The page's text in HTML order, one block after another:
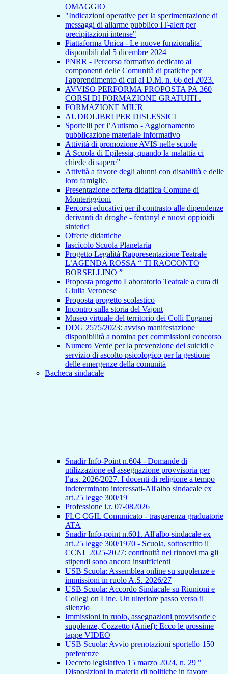
OMAGGIO
"Indicazioni operative per la sperimentazione di
messaggi di allarme pubblico IT-alert per
precipitazioni intense"
Piattaforma Unica - Le nuove funzionalita'
disponibili dal 5 dicembre 2024
PNRR - Percorso formativo dedicato ai
componenti delle Comunità di pratiche per
l'apprendimento di cui al D.M. n. 66 del 2023.
AVVISO PERFORMA PROPOSTA PA 360
CORSI DI FORMAZIONE GRATUITI .
FORMAZIONE MIUR
AUDIOLIBRI PER DISLESSICI
Sportelli per l’Autismo - Aggiornamento
pubblicazione materiale informativo
Attività di promozione AVIS nelle scuole
A Scuola di Epilessia, quando la malattia ci
chiede di sapere”
Attività a favore degli alunni con disabilità e delle
loro famiglie.
Presentazione offerta didattica Comune di
Monteriggioni
Percorsi educativi per il contrasto alle dipendenze
derivanti da droghe - fentanyl e nuovi oppioidi
sintetici
Offerte didattiche
fascicolo Scuola Planetaria
Progetto Legalità Rappresentazione Teatrale
L’AGENDA ROSSA “ TI RACCONTO
BORSELLINO ”
Proposta progetto Laboratorio Teatrale a cura di
Giulia Veronese
Proposta progetto scolastico
Incontro sulla storia del Vajont
Museo virtuale del territorio dei Colli Euganei
DDG 2575/2023: avviso manifestazione
disponibilità a nomina per commissioni concorso
Numero Verde per la prevenzione dei suicidi e
servizio di ascolto psicologico per la gestione
delle emergenze della comunità
Bacheca sindacale
Snadir Info-Point n.604 - Domande di
utilizzazione ed assegnazione provvisoria per
l’a.s. 2026/2027. I docenti di religione a tempo
indeterminato interessati-All'albo sindacale ex
art.25 legge 300/19
Professione i.r. 07-082026
FLC CGIL Comunicato - trasparenza graduatorie
ATA
Snadir Info-point n.601. All'albo sindacale ex
art.25 legge 300/1970 - Scuola, sottoscritto il
CCNL 2025-2027: continuità nei rinnovi ma gli
stipendi sono ancora insufficienti
USB Scuola: Assemblea online su supplenze e
immissioni in ruolo A.S. 2026/27
USB Scuola: Accordo Sindacale su Riunioni e
Collegi on Line. Un ulteriore passo verso il
silenzio
Immissioni in ruolo, assegnazioni provvisorie e
supplenze, Cozzetto (Anief): Ecco le prossime
tappe VIDEO
USB Scuola: Avvio prenotazioni sportello 150
preferenze
Decreto legislativo 15 marzo 2024, n. 29 "
Disposizioni in materia di politiche in favore